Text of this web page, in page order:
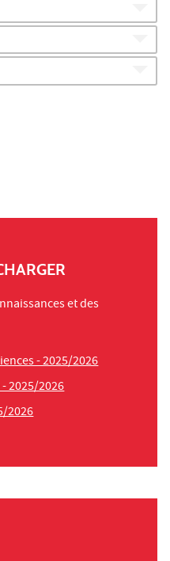
et des
- 2025/2026
2025/2026
2026